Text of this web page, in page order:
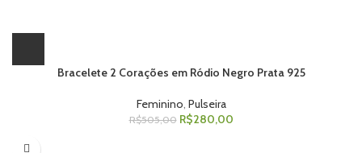
Bracelete 2 Corações em Ródio Negro Prata 925
Feminino Pulseira
R$505,00 R$280,00